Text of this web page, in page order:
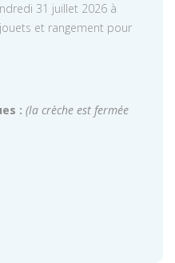
31 juillet 2026 à
et rangement pour
: (la crèche est fermée